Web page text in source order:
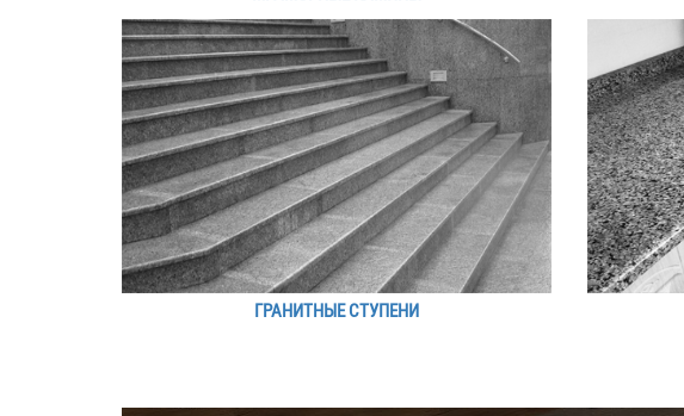
ГРАНИТНЫЕ СТУПЕНИ